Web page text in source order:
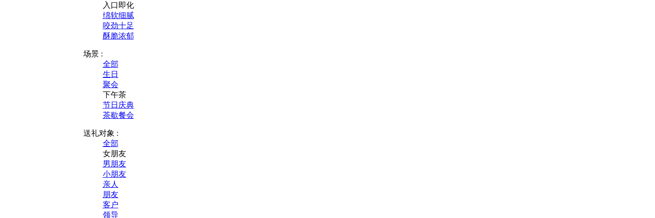
入口即化
绵软细腻
咬劲十足
酥脆浓郁
场景 :
全部
生日
聚会
下午茶
节日庆典
茶歇餐会
送礼对象 :
全部
女朋友
男朋友
小朋友
亲人
朋友
客户
领导